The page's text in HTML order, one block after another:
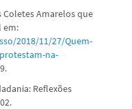
Coletes Amarelos que
em:
2018/11/27/Quem-
na-
Reflexões